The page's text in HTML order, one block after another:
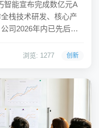
智能宣布完成数亿元A
栈技术研发、核心产
司2026年内已先后完
是工业龙头上海电气
浏览: 1277 创新